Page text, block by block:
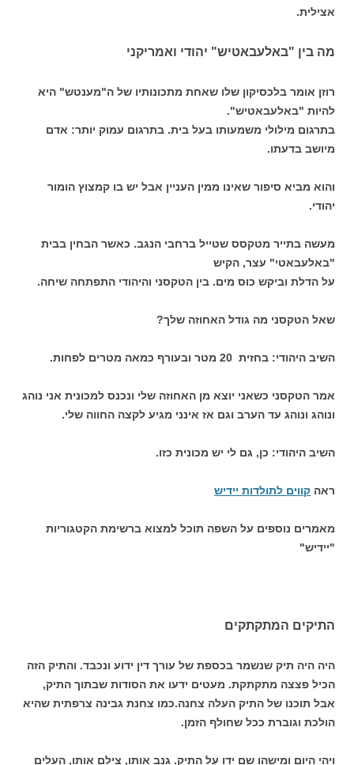
אצילית.
מה בין "באלעבאטיש" יהודי ואמריקני
רוזן אומר בלכסיקון שלו שאחת מתכונותיו של ה"מענטש" היא
להיות "באלעבאטיש".
בתרגום מילולי משמעותו בעל בית. בתרגום עמוק יותר: אדם
מיושב בדעתו.
והוא מביא סיפור שאינו ממין העניין אבל יש בו קמצוץ הומור
יהודי.
מעשה בתייר מטקסס שטייל ברחבי הנגב. כאשר הבחין בבית
"באלעבאטי" עצר, הקיש
על הדלת וביקש כוס מים. בין הטקסני והיהודי התפתחה שיחה.
שאל הטקסני מה גודל האחוזה שלך?
השיב היהודי: בחזית 20 מטר ובעורף כמאה מטרים לפחות.
אמר הטקסני כשאני יוצא מן האחוזה שלי ונכנס למכונית אני נוהג
ונוהג ונוהג עד הערב וגם אז אינני מגיע לקצה החווה שלי.
השיב היהודי: כן, גם לי יש מכונית כזו.
ראה קווים לתולדות יידיש
מאמרים נוספים על השפה תוכל למצוא ברשימת הקטגוריות
"יידיש"
התיקים המתקתקים
היה היה תיק שנשמר בכספת של עורך דין ידוע ונכבד. והתיק הזה
הכיל פצצה מתקתקת. מעטים ידעו את הסודות שבתוך התיק,
אבל תוכנו של התיק העלה צחנה.כמו צחנת גבינה צרפתית שהיא
הולכת וגוברת ככל שחולף הזמן.
ויהי היום ומישהו שם ידו על התיק. גנב אותו, צילם אותו, העלים